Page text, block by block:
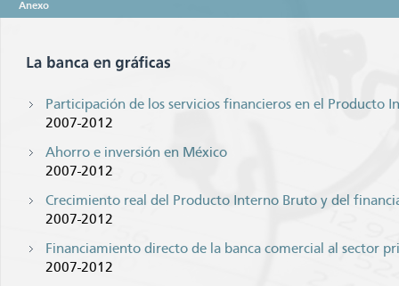
Anexo
Participación de los servicios financieros en el Producto
2007-2012
Ahorro e inversión en México
2007-2012
Crecimiento real del Producto Interno Bruto y del
2007-2012
Financiamiento directo de la banca comercial al sector
2007-2012